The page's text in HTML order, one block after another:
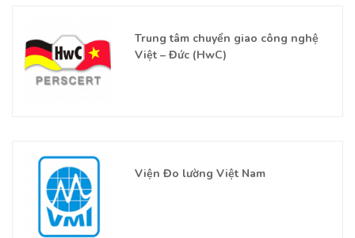
Trung tâm chuyển giao công nghệ
Việt – Đức (HwC)
Viện Đo lường Việt Nam